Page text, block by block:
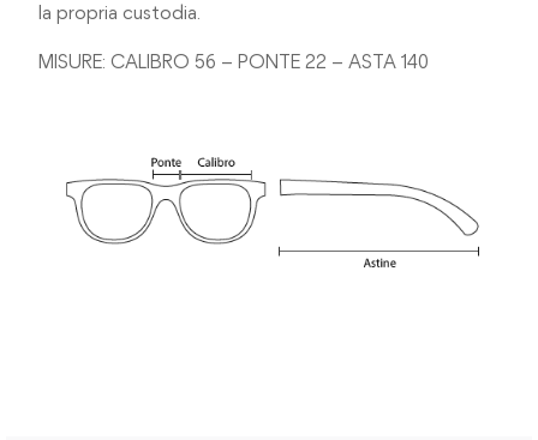
la propria custodia.
MISURE: CALIBRO 56 – PONTE 22 – ASTA 140